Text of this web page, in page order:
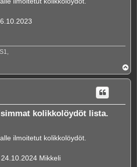
l
ö
kolikkolöydöt lista.
ilmoitetut kolikkolöydöt.
Mikkeli